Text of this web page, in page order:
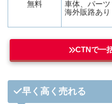
無料
車体、パーツ
海外販路あり
CTNで一
早く高く売れる